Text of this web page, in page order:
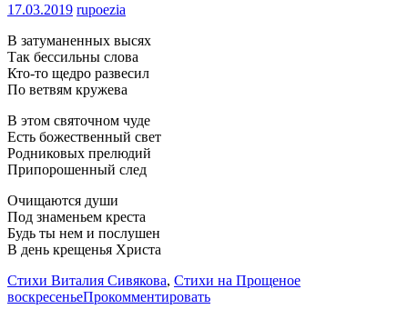
17.03.2019 rupoezia
В затуманенных высях
Так бессильны слова
Кто-то щедро развесил
По ветвям кружева
В этом святочном чуде
Есть божественный свет
Родниковых прелюдий
Припорошенный след
Очищаются души
Под знаменьем креста
Будь ты нем и послушен
В день крещенья Христа
Стихи Виталия Сивякова, Стихи на Прощеное
воскресеньеПрокомментировать